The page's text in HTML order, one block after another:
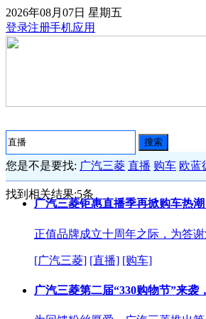
2026年08月07日 星期五
登录注册手机应用
搜索
您是不是要找: 广汽三菱 直播 购车 欧蓝
找到相关结果:5条
广汽三菱钜惠直播季再掀购车热
正值品牌成立十周年之际，为答
[广汽三菱] [直播] [购车]
广汽三菱第二届“330购物节”来袭